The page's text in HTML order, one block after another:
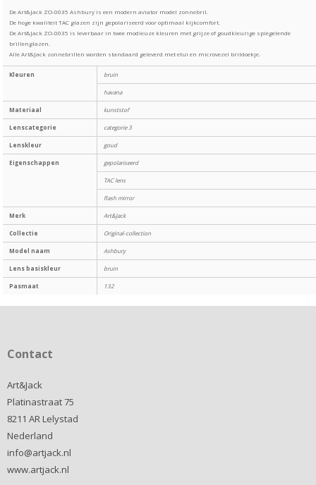
De Art&Jack ZO-0035 Ashbury is een modern aviator model zonnebril.
De hoge kwaliteit TAC glazen zijn gepolariseerd voor optimaal kijkcomfort.
De Art&Jack ZO-0035 is leverbaar in twee modieuze kleuren met grijze of goudkleurige spiegelende
brillenglazen.
Alle Art&Jack zonnebrillen worden standaard geleverd met etui en microvezel brildoekje.
Kleuren bruin
havana
Materiaal kunststof
Lenscategorie categorie 3
Lenskleur goud
Eigenschappen gepolariseerd
TAC lens
flash mirror
Merk Art&Jack
Collectie Original-collection
Model naam Ashbury
Lens basiskleur bruin
Pasmaat 132
Contact
Art&Jack
Platinastraat 75
8211 AR Lelystad
Nederland
info@artjack.nl
www.artjack.nl